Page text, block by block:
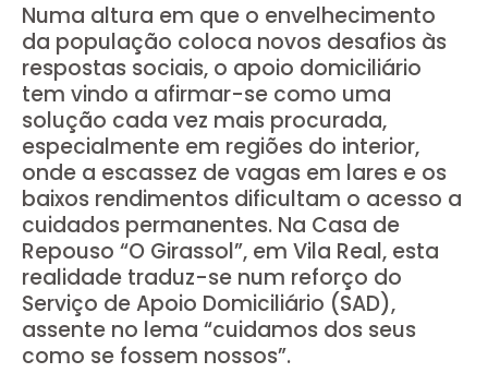
Numa altura em que o envelhecimento
da população coloca novos desafios às
respostas sociais, o apoio domiciliário
tem vindo a afirmar-se como uma
solução cada vez mais procurada,
especialmente em regiões do interior,
onde a escassez de vagas em lares e os
baixos rendimentos dificultam o acesso a
cuidados permanentes. Na Casa de
Repouso “O Girassol”, em Vila Real, esta
realidade traduz-se num reforço do
Serviço de Apoio Domiciliário (SAD),
assente no lema “cuidamos dos seus
como se fossem nossos”.